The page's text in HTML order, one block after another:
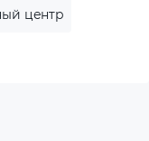
центр